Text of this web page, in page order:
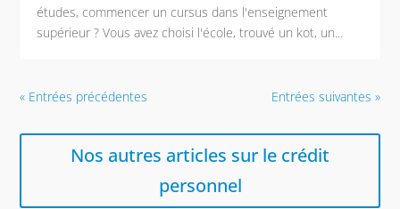
études, commencer un cursus dans l'enseignement
supérieur ? Vous avez choisi l'école, trouvé un kot, un...
« Entrées précédentes Entrées suivantes »
Nos autres articles sur le crédit
personnel